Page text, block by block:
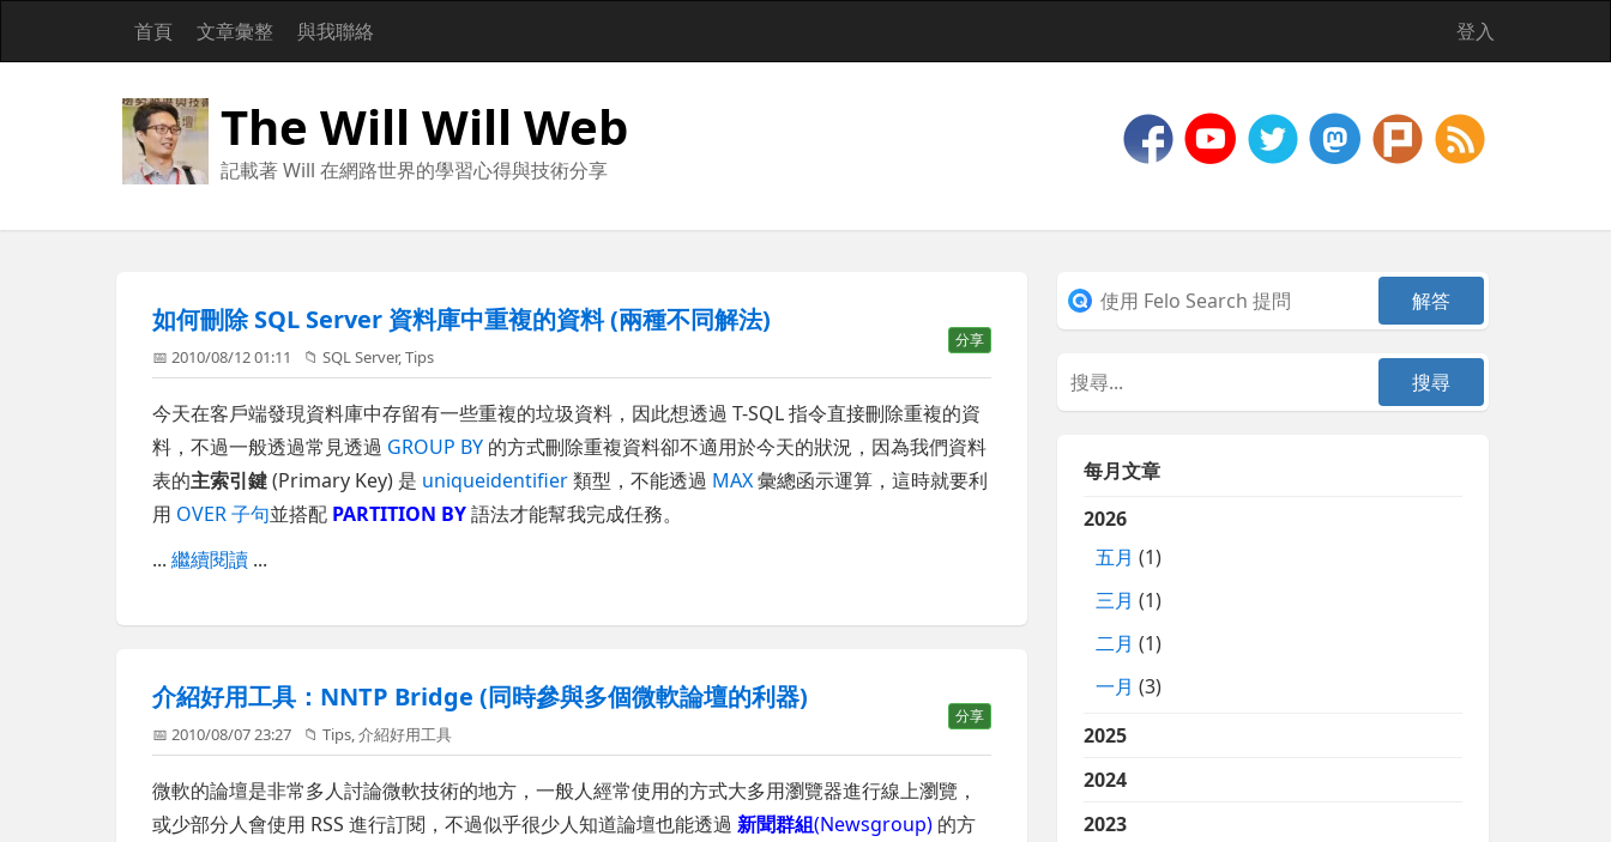
首頁 文章彙整 與我聯絡 登入
The Will Will Web
記載著 Will 在網路世界的學習心得與技術分享
如何刪除 SQL Server 資料庫中重複的資料 (兩種不同解法)
分享
📅 2010/08/12 01:11 📁SQL Server,Tips
今天在客戶端發現資料庫中存留有一些重複的垃圾資料，因此想透過 T-SQL 指令直接刪除重複的資
料，不過一般透過常見透過 GROUP BY 的方式刪除重複資料卻不適用於今天的狀況，因為我們資料
表的主索引鍵(Primary Key) 是 uniqueidentifier類型，不能透過 MAX彙總函示運算，這時就要利
用 OVER 子句並搭配 PARTITION BY語法才能幫我完成任務。
...繼續閱讀 ...
介紹好用工具：NNTP Bridge (同時參與多個微軟論壇的利器)
分享
📅 2010/08/07 23:27 📁Tips,介紹好用工具
微軟的論壇是非常多人討論微軟技術的地方，一般人經常使用的方式大多用瀏覽器進行線上瀏覽，
或少部分人會使用 RSS 進行訂閱，不過似乎很少人知道論壇也能透過新聞群組(Newsgroup) 的方
每月文章
2026
五月 (1)
三月 (1)
二月 (1)
一月 (3)
2025
2024
2023